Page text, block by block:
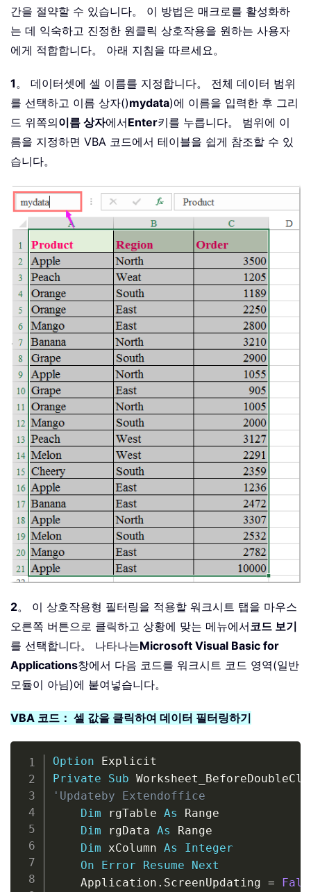
간을 절약할 수 있습니다。 이 방법은 매크로를 활성화하
는 데 익숙하고 진정한 원클릭 상호작용을 원하는 사용자
에게 적합합니다。 아래 지침을 따르세요。
1。 데이터셋에 셀 이름를 지정합니다。 전체 데이터 범위
를 선택하고 이름 상자()mydata)에 이름을 입력한 후 그리
드 위쪽의이름 상자에서Enter키를 누릅니다。 범위에 이
름을 지정하면 VBA 코드에서 테이블을 쉽게 참조할 수 있
습니다。
2。 이 상호작용형 필터링을 적용할 워크시트 탭을 마우스
오른쪽 버튼으로 클릭하고 상황에 맞는 메뉴에서코드 보기
를 선택합니다。 나타나는Microsoft Visual Basic for
Applications창에서 다음 코드를 워크시트 코드 영역(일반
모듈이 아님)에 붙여넣습니다。
VBA 코드： 셀 값을 클릭하여 데이터 필터링하기
Option
Private
Sub
'Updateby Extendoffice
Dim rgTable As Range
Dim rgData As Range
Dim xColumn As
Integer
On
Error Resume
Next
    Application
. ScreenUpdating =